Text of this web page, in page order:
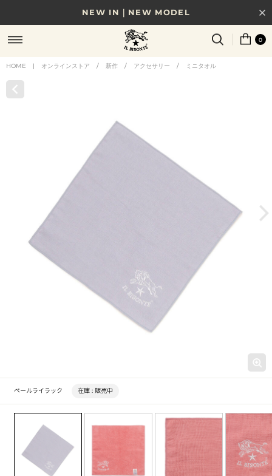
NEW IN｜NEW MODEL
8/17(月)10時まで｜税込11,000円以上で送料無料
贈る相手やシーンから選べる、新しいギフトガイド
0
HOME | オンラインストア / 新作 / アクセサリー / ミニタオル
ペールライラック 在庫 : 販売中